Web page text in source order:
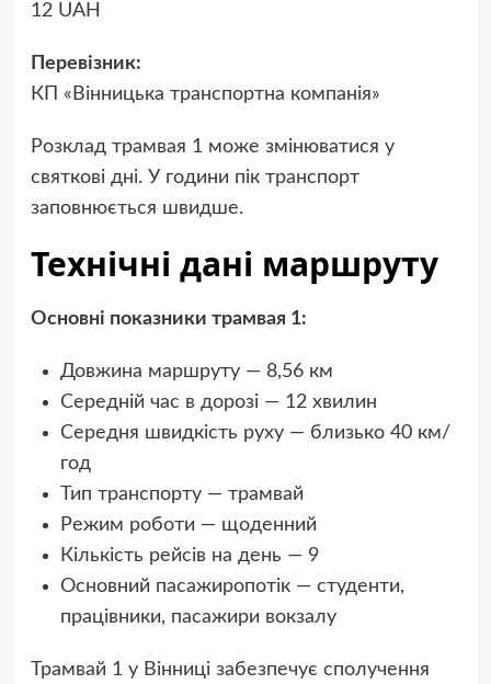
12 UAH
Перевізник:
КП «Вінницька транспортна компанія»
Розклад трамвая 1 може змінюватися у
святкові дні. У години пік транспорт
заповнюється швидше.
Технічні дані маршруту
Основні показники трамвая 1:
Довжина маршруту — 8,56 км
Середній час в дорозі — 12 хвилин
Середня швидкість руху — близько 40 км/
год
Тип транспорту — трамвай
Режим роботи — щоденний
Кількість рейсів на день — 9
Основний пасажиропотік — студенти,
працівники, пасажири вокзалу
Трамвай 1 у Вінниці забезпечує сполучення